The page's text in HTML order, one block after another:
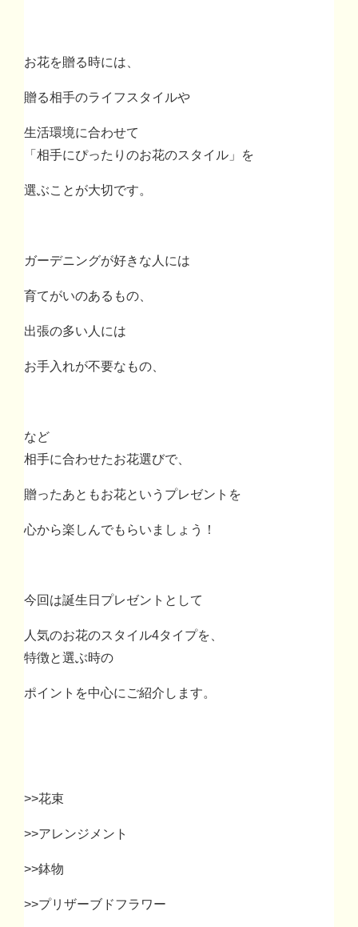
お花を贈る時には
贈る相手のライフスタイルや
生活環境に合わせて
「相手にぴったりのお花のスタイル」を
選ぶことが大切です。
ガーデニングが好きな人には
育てがいのあるもの、
出張の多い人には
お手入れが不要なもの、
など
相手に合わせたお花選びで、
贈ったあともお花というプレゼントを
心から楽しんでもらいましょう！
今回は誕生日プレゼントとして
人気のお花のスタイル4タイプを、
特徴と選ぶ時の
ポイントを中心にご紹介します。
>>花束
>>アレンジメント
>>鉢物
>>プリザーブドフラワー